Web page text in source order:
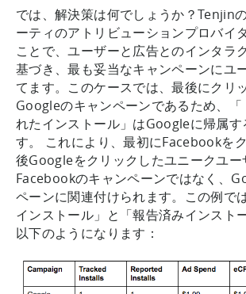
では、解決策は何でしょうか？Tenjin
ーティのアトリビューションプロバイ
ことで、ユーザーと広告とのインタラ
基づき、最も妥当なキャンペーンにユ
てます。このケースでは、最後にクリ
Googleのキャンペーンであるため、「
れたインストール」はGoogleに帰属す
す。 これにより、最初にFacebookを
後Googleをクリックしたユニークユー
Facebookのキャンペーンではなく、
ペーンに関連付けられます。この例で
インストール」と「報告済みインスト
以下のようになります：